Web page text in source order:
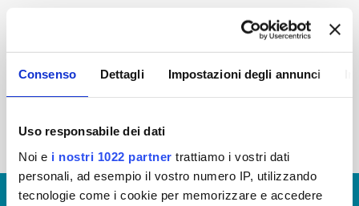
Consenso Dettagli Impostazioni degli annunci
Uso responsabile dei dati
Noi e i nostri 1022 partner trattiamo i vostri dati
personali, ad esempio il vostro numero IP, utilizzando
tecnologie come i cookie per memorizzare e accedere
2016
2015 2014 2013 2012
2010
© Copyright 2017 - 2026
GLOSSARIO